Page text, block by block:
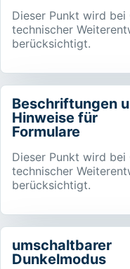
Dieser Punkt wird bei
technischer
berücksichtigt.
Beschriftungen
Hinweise für
Formulare
Dieser Punkt wird bei
technischer
berücksichtigt.
umschaltbarer
Dunkelmodus